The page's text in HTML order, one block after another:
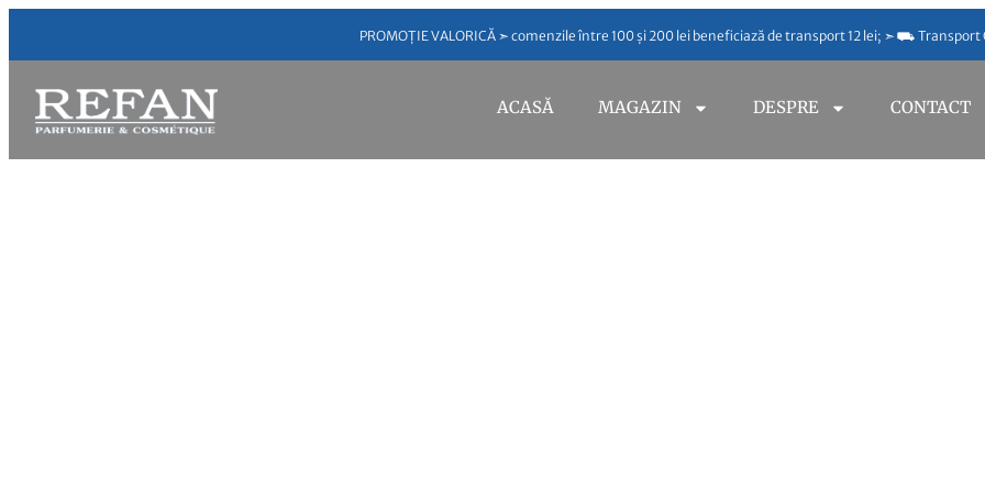
PROMOȚIE VALORICĂ ➣ comenzile între 100 și 200 lei beneficiază de transport 12 lei; ➣ ⛟ Transport
ACASĂ MAGAZIN DESPRE CONTACT